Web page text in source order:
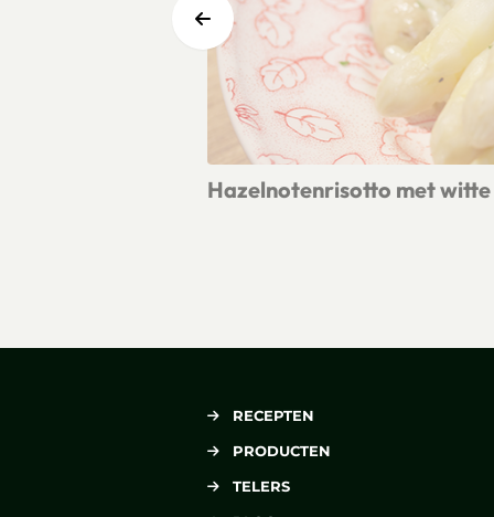
Hazelnotenrisotto met witte
RECEPTEN
PRODUCTEN
TELERS